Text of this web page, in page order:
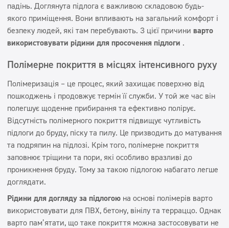
падінь. Доглянута підлога є важливою складовою будь-
якого приміщення. Вони впливають на загальний комфорт і
безпеку людей, які там перебувають. З цієї причини варто
використовувати рідини для просочення підлоги .
Полімерне покриття в місцях інтенсивного руху
Полімеризація – це процес, який захищає поверхню від
пошкоджень і продовжує термін її служби. У той же час він
полегшує щоденне прибирання та ефективно полірує.
Відсутність полімерного покриття підвищує чутливість
підлоги до бруду, піску та пилу. Це призводить до матування
та подряпин на підлозі. Крім того, полімерне покриття
заповнює тріщини та пори, які особливо вразливі до
проникнення бруду. Тому за такою підлогою набагато легше
доглядати.
Рідини для догляду за підлогою на основі полімерів варто
використовувати для ПВХ, бетону, вінілу та терраццо. Однак
варто пам’ятати, що таке покриття можна застосовувати не